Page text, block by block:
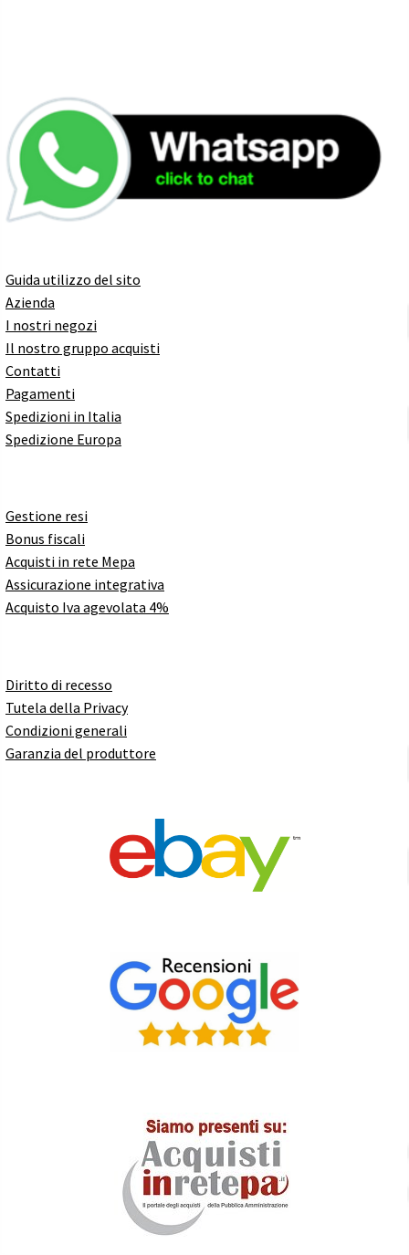
Guida utilizzo del sito
Azienda
I nostri negozi
Il nostro gruppo acquisti
Contatti
Pagamenti
Spedizioni in Italia
Spedizione Europa
Gestione resi
Bonus fiscali
Acquisti in rete Mepa
Assicurazione integrativa
Acquisto Iva agevolata 4%
Diritto di recesso
Tutela della Privacy
Condizioni generali
Garanzia del produttore